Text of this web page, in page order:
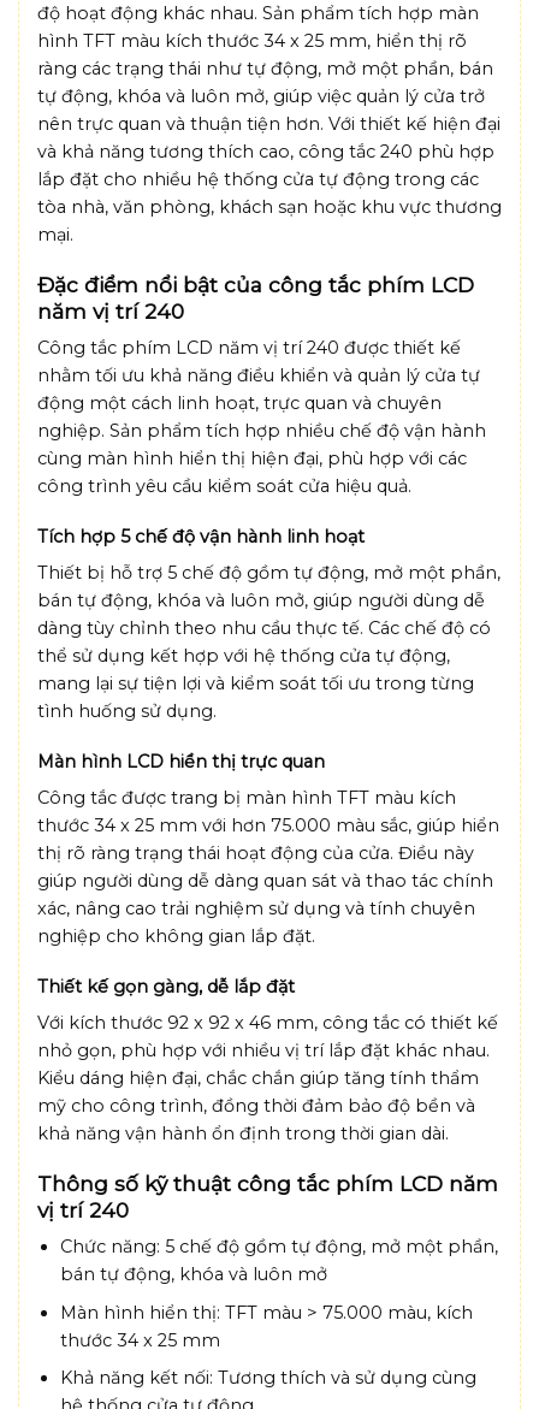
độ hoạt động khác nhau. Sản phẩm tích hợp màn
hình TFT màu kích thước 34 x 25 mm, hiển thị rõ
ràng các trạng thái như tự động, mở một phần, bán
tự động, khóa và luôn mở, giúp việc quản lý cửa trở
nên trực quan và thuận tiện hơn. Với thiết kế hiện đại
và khả năng tương thích cao, công tắc 240 phù hợp
lắp đặt cho nhiều hệ thống cửa tự động trong các
tòa nhà, văn phòng, khách sạn hoặc khu vực thương
mại.
Đặc điểm nổi bật của công tắc phím LCD
năm vị trí 240
Công tắc phím LCD năm vị trí 240 được thiết kế
nhằm tối ưu khả năng điều khiển và quản lý cửa tự
động một cách linh hoạt, trực quan và chuyên
nghiệp. Sản phẩm tích hợp nhiều chế độ vận hành
cùng màn hình hiển thị hiện đại, phù hợp với các
công trình yêu cầu kiểm soát cửa hiệu quả.
Tích hợp 5 chế độ vận hành linh hoạt
Thiết bị hỗ trợ 5 chế độ gồm tự động, mở một phần,
bán tự động, khóa và luôn mở, giúp người dùng dễ
dàng tùy chỉnh theo nhu cầu thực tế. Các chế độ có
thể sử dụng kết hợp với hệ thống cửa tự động,
mang lại sự tiện lợi và kiểm soát tối ưu trong từng
tình huống sử dụng.
Màn hình LCD hiển thị trực quan
Công tắc được trang bị màn hình TFT màu kích
thước 34 x 25 mm với hơn 75.000 màu sắc, giúp hiển
thị rõ ràng trạng thái hoạt động của cửa. Điều này
giúp người dùng dễ dàng quan sát và thao tác chính
xác, nâng cao trải nghiệm sử dụng và tính chuyên
nghiệp cho không gian lắp đặt.
Thiết kế gọn gàng, dễ lắp đặt
Với kích thước 92 x 92 x 46 mm, công tắc có thiết kế
nhỏ gọn, phù hợp với nhiều vị trí lắp đặt khác nhau.
Kiểu dáng hiện đại, chắc chắn giúp tăng tính thẩm
mỹ cho công trình, đồng thời đảm bảo độ bền và
khả năng vận hành ổn định trong thời gian dài.
Thông số kỹ thuật công tắc phím LCD năm
vị trí 240
Chức năng: 5 chế độ gồm tự động, mở một phần,
bán tự động, khóa và luôn mở
Màn hình hiển thị: TFT màu > 75.000 màu, kích
thước 34 x 25 mm
Khả năng kết nối: Tương thích và sử dụng cùng